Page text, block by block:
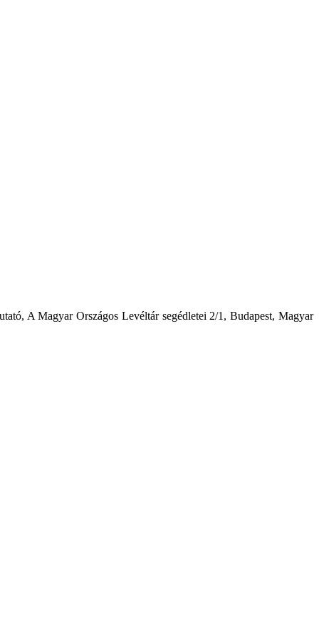
A Magyar Országos Levéltár segédletei 2/1, Budapest, Magyar